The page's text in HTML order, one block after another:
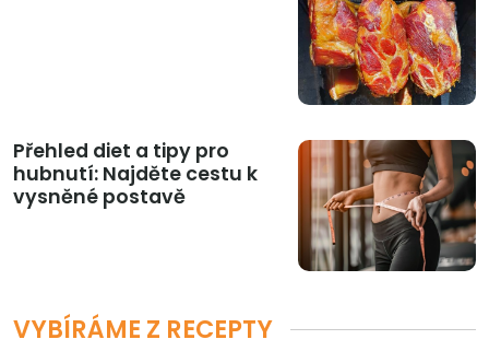
Přehled diet a tipy pro
hubnutí: Najděte cestu k
vysněné postavě
VYBÍRÁME Z RECEPTY